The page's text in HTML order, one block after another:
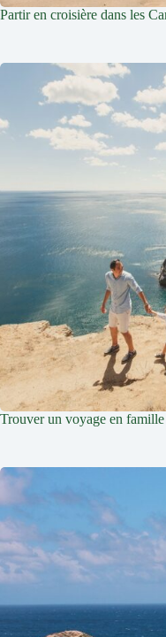
Partir en croisière dans les
Trouver un voyage en famille